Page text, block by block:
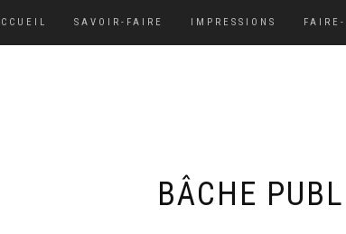
SAVOIR-FAIRE IMPRESSIONS
BÂCHE